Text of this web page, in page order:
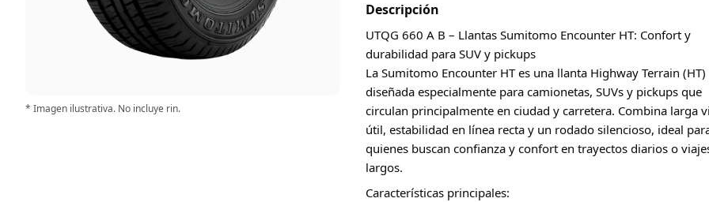
* Imagen ilustrativa. No incluye rin.
Descripción
UTQG 660 A B – Llantas Sumitomo Encounter HT: Confort y
durabilidad para SUV y pickups
La Sumitomo Encounter HT es una llanta Highway Terrain (HT)
diseñada especialmente para camionetas, SUVs y pickups que
circulan principalmente en ciudad y carretera. Combina larga
útil, estabilidad en línea recta y un rodado silencioso, ideal
quienes buscan confianza y confort en trayectos diarios o
largos.
Características principales: